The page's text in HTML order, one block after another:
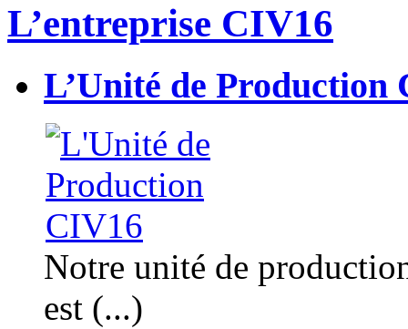
L’entreprise CIV16
L’Unité de Production
Notre unité de
est (...)